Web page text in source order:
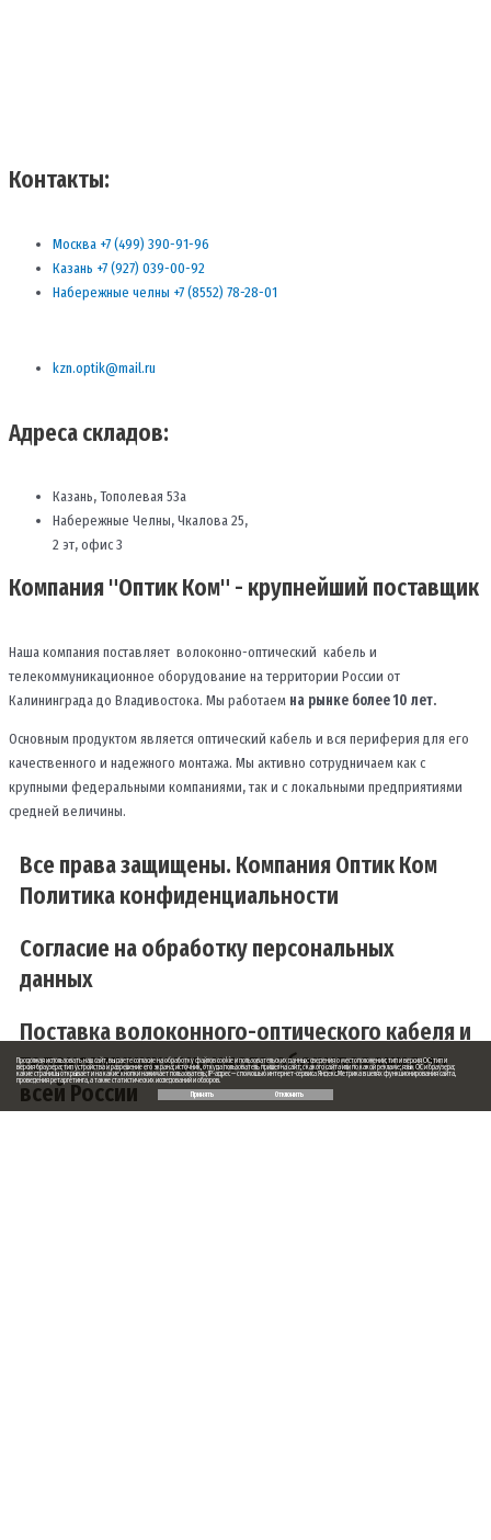
Контакты:
Москва +7 (499) 390-91-96
Казань +7 (927) 039-00-92
Набережные челны +7 (8552) 78-28-01
kzn.optik@mail.ru
Адреса складов:
Казань, Тополевая 53а
Набережные Челны, Чкалова 25,
2 эт, офис 3
Компания "Оптик Ком" - крупнейший поставщик
Наша компания поставляет волоконно-оптический кабель и
телекоммуникационное оборудование на территории России от
Калининграда до Владивостока. Мы работаем на рынке более 10 лет.
Основным продуктом является оптический кабель и вся периферия для его
качественного и надежного монтажа. Мы активно сотрудничаем как с
крупными федеральными компаниями, так и с локальными предприятиями
средней величины.
Все права защищены. Компания Оптик Ком
Политика конфиденциальности
Согласие на обработку персональных
данных
Поставка волоконного-оптического кабеля и
телекоммуникационного оборудования по
всей России
Продолжая использовать наш сайт, вы даете согласие на обработку файлов cookie и пользовательских данных: сведения о местоположении; тип и версия ОС; тип и
версия браузера; тип устройства и разрешение его экрана; источник, откуда пользователь пришел на сайт; с какого сайта или по какой рекламе; язык ОС и браузера;
какие страницы открывает и на какие кнопки нажимает пользователь; IP-адрес — с помощью интернет-сервиса Яндекс.Метрика в целях функционирования сайта,
проведения ретаргетинга, а также статистических исследований и обзоров.
Принять
Отклонить